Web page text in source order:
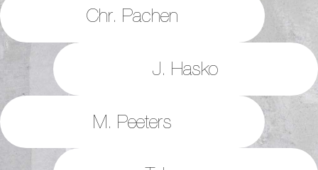
Chr. Pachen
J. Hasko
M. Peeters